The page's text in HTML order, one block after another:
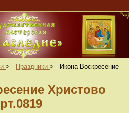
> Праздники >
Икона Воскресение
Христово